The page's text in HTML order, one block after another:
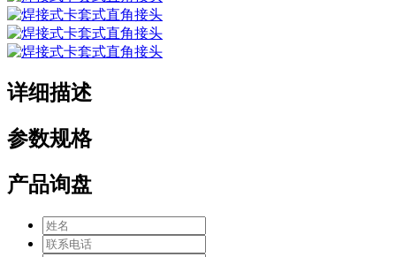
详细描述
参数规格
产品询盘